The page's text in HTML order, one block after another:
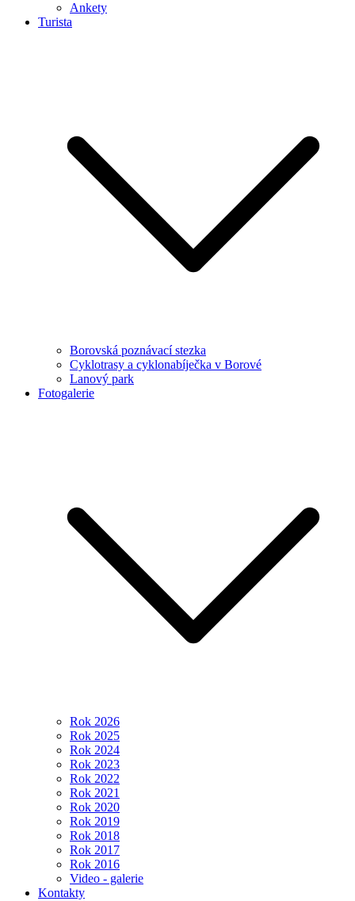
Ankety
Turista
Borovská poznávací stezka
Cyklotrasy a cyklonabíječka v Borové
Lanový park
Fotogalerie
Rok 2026
Rok 2025
Rok 2024
Rok 2023
Rok 2022
Rok 2021
Rok 2020
Rok 2019
Rok 2018
Rok 2017
Rok 2016
Video - galerie
Kontakty